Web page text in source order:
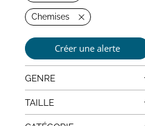
Chemises
Créer une alerte
GENRE
Mixte
TAILLE
0 mois